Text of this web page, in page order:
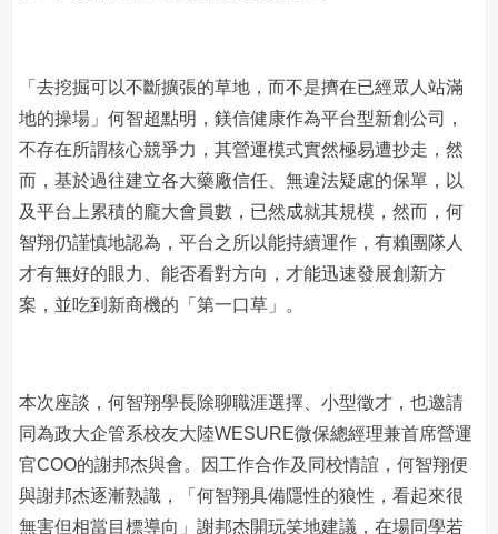
「去挖掘可以不斷擴張的草地，而不是擠在已經眾人站滿
地的操場」何智超點明，鎂信健康作為平台型新創公司，
不存在所謂核心競爭力，其營運模式實然極易遭抄走，然
而，基於過往建立各大藥廠信任、無違法疑慮的保單，以
及平台上累積的龐大會員數，已然成就其規模，然而，何
智翔仍謹慎地認為，平台之所以能持續運作，有賴團隊人
才有無好的眼力、能否看對方向，才能迅速發展創新方
案，並吃到新商機的「第一口草」。
本次座談，何智翔學長除聊職涯選擇、小型徵才，也邀請
同為政大企管系校友大陸WESURE微保總經理兼首席營運
官COO的謝邦杰與會。因工作合作及同校情誼，何智翔便
與謝邦杰逐漸熟識，「何智翔具備隱性的狼性，看起來很
無害但相當目標導向」謝邦杰開玩笑地建議，在場同學若